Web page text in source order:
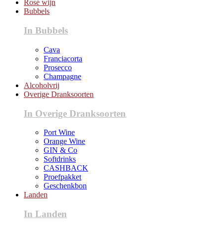
Rosé wijn
Bubbels
In Bubbels
Cava
Franciacorta
Prosecco
Champagne
Alcoholvrij
Overige Dranksoorten
In Overige Dranksoorten
Port Wine
Orange Wine
GIN & Co
Softdrinks
CASHBACK
Proefpakket
Geschenkbon
Landen
In Landen